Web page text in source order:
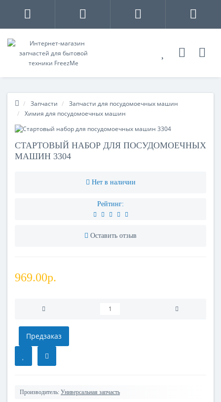
Запчасти
Запчасти для посудомоечных машин
Химия для посудомоечных машин
СТАРТОВЫЙ НАБОР ДЛЯ ПОСУДОМОЕЧНЫХ
МАШИН 3304
Нет в наличии
Рейтинг:
Оставить отзыв
969.00р.
Предзаказ
Производитель: Универсальная запчасть